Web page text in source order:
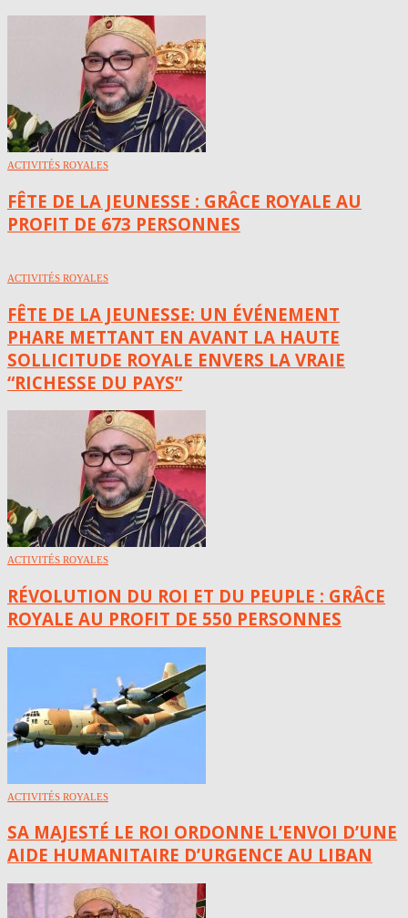
ACTIVITÉS ROYALES
FÊTE DE LA JEUNESSE : GRÂCE ROYALE AU
PROFIT DE 673 PERSONNES
ACTIVITÉS ROYALES
FÊTE DE LA JEUNESSE: UN ÉVÉNEMENT
PHARE METTANT EN AVANT LA HAUTE
SOLLICITUDE ROYALE ENVERS LA VRAIE
“RICHESSE DU PAYS”
ACTIVITÉS ROYALES
RÉVOLUTION DU ROI ET DU PEUPLE : GRÂCE
ROYALE AU PROFIT DE 550 PERSONNES
ACTIVITÉS ROYALES
SA MAJESTÉ LE ROI ORDONNE L’ENVOI D’UNE
AIDE HUMANITAIRE D’URGENCE AU LIBAN